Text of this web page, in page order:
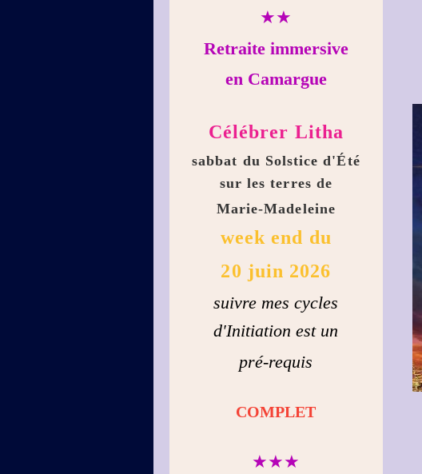
★★
Retraite immersive
en Camargue
Célébrer Litha
sabbat du Solstice d'Été
sur les terres de
Marie-Madeleine
week end du
20 juin 2026
suivre mes cycles
d'Initiation est un
pré-requis
COMPLET
★★★